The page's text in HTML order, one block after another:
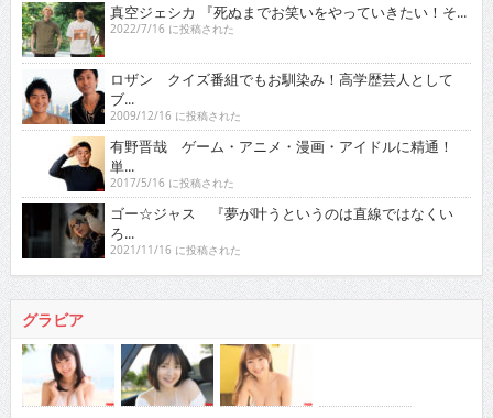
真空ジェシカ 『死ぬまでお笑いをやっていきたい！そ...
2022/7/16 に投稿された
ロザン クイズ番組でもお馴染み！高学歴芸人として
ブ...
2009/12/16 に投稿された
有野晋哉 ゲーム・アニメ・漫画・アイドルに精通！
単...
2017/5/16 に投稿された
ゴー☆ジャス 『夢が叶うというのは直線ではなくい
ろ...
2021/11/16 に投稿された
グラビア